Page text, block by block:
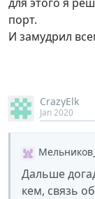
порт.
И замудрил
CrazyElk
Jan 2020
Дальше
кем, связь